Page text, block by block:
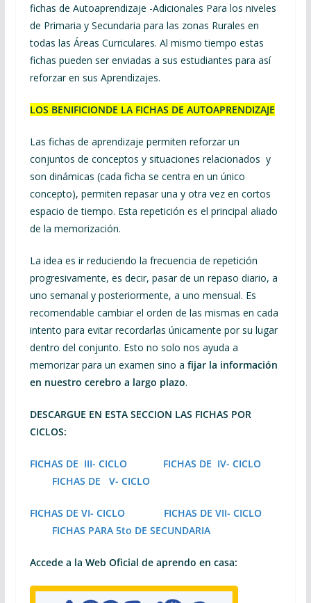
fichas de Autoaprendizaje -Adicionales Para los niveles
de Primaria y Secundaria para las zonas Rurales en
todas las Áreas Curriculares. Al mismo tiempo estas
fichas pueden ser enviadas a sus estudiantes para así
reforzar en sus Aprendizajes.
LOS BENIFICIONDE LA FICHAS DE AUTOAPRENDIZAJE
Las fichas de aprendizaje permiten reforzar un
conjuntos de conceptos y situaciones relacionados y
son dinámicas (cada ficha se centra en un único
concepto), permiten repasar una y otra vez en cortos
espacio de tiempo. Esta repetición es el principal aliado
de la memorización.
La idea es ir reduciendo la frecuencia de repetición
progresivamente, es decir, pasar de un repaso diario, a
uno semanal y posteriormente, a uno mensual. Es
recomendable cambiar el orden de las mismas en cada
intento para evitar recordarlas únicamente por su lugar
dentro del conjunto. Esto no solo nos ayuda a
memorizar para un examen sino a fijar la información
en nuestro cerebro a largo plazo.
DESCARGUE EN ESTA SECCION LAS FICHAS POR
CICLOS:
FICHAS DE III- CICLO
FICHAS DE IV- CICLO
FICHAS DE V- CICLO
FICHAS DE VI- CICLO
FICHAS DE VII- CICLO
FICHAS PARA 5to DE SECUNDARIA
Accede a la Web Oficial de aprendo en casa: